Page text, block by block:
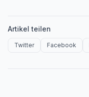
Artikel teilen
Twitter Facebook